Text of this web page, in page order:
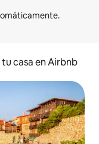
tu casa en Airbnb